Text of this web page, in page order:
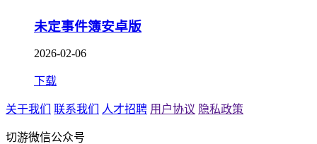
未定事件簿安卓版
2026-02-06
下载
关于我们 联系我们 人才招聘 用户协议 隐私政策
切游微信公众号